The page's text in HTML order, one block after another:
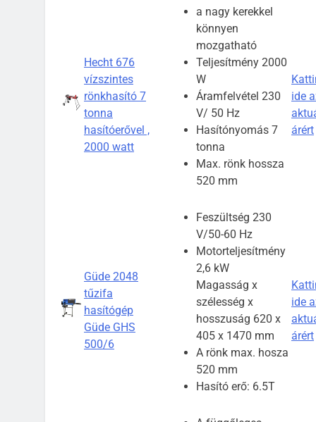
Hecht 676
vízszintes
rönkhasító 7
tonna
hasítóerővel ,
2000 watt
a nagy kerekkel
könnyen
mozgatható
Teljesítmény 2000
W
Áramfelvétel 230
V/ 50 Hz
Hasítónyomás 7
tonna
Max. rönk hossza
520 mm
ide
árért
Güde 2048
tűzifa
hasítógép
Güde GHS
500/6
Feszültség 230
V/50-60 Hz
Motorteljesítmény
2,6 kW
Magasság x
szélesség x
hosszuság 620 x
405 x 1470 mm
A rönk max. hosza
520 mm
Hasító erő: 6.5T
ide
árért